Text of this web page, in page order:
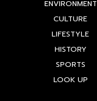
ENVIRONMENT
CULTURE
LIFESTYLE
HISTORY
SPORTS
LOOK UP